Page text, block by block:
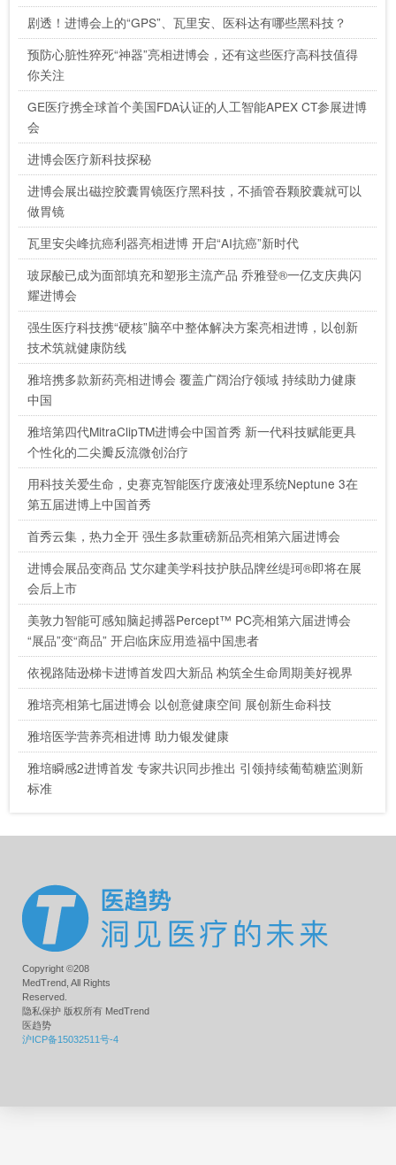
剧透！进博会上的“GPS”、瓦里安、医科达有哪些黑科技？
预防心脏性猝死“神器”亮相进博会，还有这些医疗高科技值得
你关注
GE医疗携全球首个美国FDA认证的人工智能APEX CT参展进博
会
进博会医疗新科技探秘
进博会展出磁控胶囊胃镜医疗黑科技，不插管吞颗胶囊就可以
做胃镜
瓦里安尖峰抗癌利器亮相进博 开启“AI抗癌”新时代
玻尿酸已成为面部填充和塑形主流产品 乔雅登®一亿支庆典闪
耀进博会
强生医疗科技携“硬核”脑卒中整体解决方案亮相进博，以创新
技术筑就健康防线
雅培携多款新药亮相进博会 覆盖广阔治疗领域 持续助力健康
中国
雅培第四代MitraClipTM进博会中国首秀 新一代科技赋能更具
个性化的二尖瓣反流微创治疗
用科技关爱生命，史赛克智能医疗废液处理系统Neptune 3在
第五届进博上中国首秀
首秀云集，热力全开 强生多款重磅新品亮相第六届进博会
进博会展品变商品 艾尔建美学科技护肤品牌丝缇珂®即将在展
会后上市
美敦力智能可感知脑起搏器Percept™ PC亮相第六届进博会
“展品”变“商品” 开启临床应用造福中国患者
依视路陆逊梯卡进博首发四大新品 构筑全生命周期美好视界
雅培亮相第七届进博会 以创意健康空间 展创新生命科技
雅培医学营养亮相进博 助力银发健康
雅培瞬感2进博首发 专家共识同步推出 引领持续葡萄糖监测新
标准
Copyright ©208
MedTrend, All Rights
Reserved.
隐私保护 版权所有 MedTrend
医趋势
沪ICP备15032511号-4